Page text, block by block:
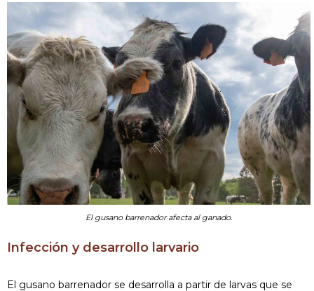
El gusano barrenador afecta al ganado.
Infección y desarrollo larvario
El gusano barrenador se desarrolla a partir de larvas que se